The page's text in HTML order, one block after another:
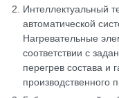
Интеллектуальный
автоматической
Нагревательные
соответствии с
перегрев состава и
производственного